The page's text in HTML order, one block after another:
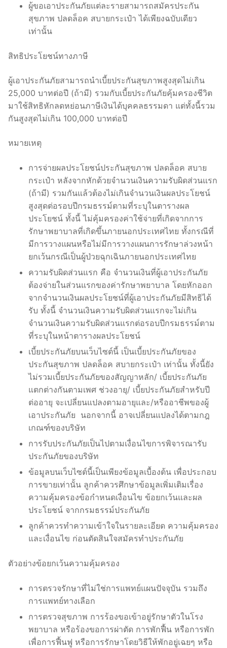
ผู้ขอเอาประกันภัยแต่ละรายสามารถสมัครประกัน
สุขภาพ ปลดล็อค สบายกระเป๋า ได้เพียงฉบับเดียว
เท่านั้น
สิทธิประโยชน์ทางภาษี
ผู้เอาประกันภัยสามารถนำเบี้ยประกันสุขภาพสูงสุดไม่เกิน
25,000 บาทต่อปี (ถ้ามี) รวมกับเบี้ยประกันภัยคุ้มครองชีวิต
มาใช้สิทธิหักลดหย่อนภาษีเงินได้บุคคลธรรมดา แต่ทั้งนี้รวม
กันสูงสุดไม่เกิน 100,000 บาทต่อปี
หมายเหตุ
การจ่ายผลประโยชน์ประกันสุขภาพ ปลดล็อค สบาย
กระเป๋า หลังจากหักด้วยจำนวนเงินความรับผิดส่วนแรก
(ถ้ามี) รวมกันแล้วต้องไม่เกินจำนวนเงินผลประโยชน์
สูงสุดต่อรอบปีกรมธรรม์ตามที่ระบุในตารางผล
ประโยชน์ ทั้งนี้ ไม่คุ้มครองค่าใช้จ่ายที่เกิดจากการ
รักษาพยาบาลที่เกิดขึ้นภายนอกประเทศไทย ทั้งกรณีที่
มีการวางแผนหรือไม่มีการวางแผนการรักษาล่วงหน้า
ยกเว้นกรณีเป็นผู้ป่วยฉุกเฉินภายนอกประเทศไทย
ความรับผิดส่วนแรก คือ จำนวนเงินที่ผู้เอาประกันภัย
ต้องจ่ายในส่วนแรกของค่ารักษาพยาบาล โดยหักออก
จากจำนวนเงินผลประโยชน์ที่ผู้เอาประกันภัยมีสิทธิได้
รับ ทั้งนี้ จำนวนเงินความรับผิดส่วนแรกจะไม่เกิน
จำนวนเงินความรับผิดส่วนแรกต่อรอบปีกรมธรรม์ตาม
ที่ระบุในหน้าตารางผลประโยชน์
เบี้ยประกันภัยบนเว็บไซต์นี้ เป็นเบี้ยประกันภัยของ
ประกันสุขภาพ ปลดล็อค สบายกระเป๋า เท่านั้น ทั้งนี้ยัง
ไม่รวมเบี้ยประกันภัยของสัญญาหลัก/ เบี้ยประกันภัย
แตกต่างกันตามเพศ ช่วงอายุ/ เบี้ยประกันภัยสำหรับปี
ต่ออายุ จะเปลี่ยนแปลงตามอายุและ/หรืออาชีพของผู้
เอาประกันภัย นอกจากนี้ อาจเปลี่ยนแปลงได้ตามกฎ
เกณฑ์ของบริษัท
การรับประกันภัยเป็นไปตามเงื่อนไขการพิจารณารับ
ประกันภัยของบริษัท
ข้อมูลบนเว็บไซต์นี้เป็นเพียงข้อมูลเบื้องต้น เพื่อประกอบ
การขายเท่านั้น ลูกค้าควรศึกษาข้อมูลเพิ่มเติมเรื่อง
ความคุ้มครองข้อกำหนดเงื่อนไข ข้อยกเว้นและผล
ประโยชน์ จากกรมธรรม์ประกันภัย
ลูกค้าควรทำความเข้าใจในรายละเอียด ความคุ้มครอง
และเงื่อนไข ก่อนตัดสินใจสมัครทำประกันภัย
ตัวอย่างข้อยกเว้นความคุ้มครอง
การตรวจรักษาที่ไม่ใช่การแพทย์แผนปัจจุบัน รวมถึง
การแพทย์ทางเลือก
การตรวจสุขภาพ การร้องขอเข้าอยู่รักษาตัวในโรง
พยาบาล หรือร้องขอการผ่าตัด การพักฟื้น หรือการพัก
เพื่อการฟื้นฟู หรือการรักษาโดยวิธีให้พักอยู่เฉยๆ หรือ